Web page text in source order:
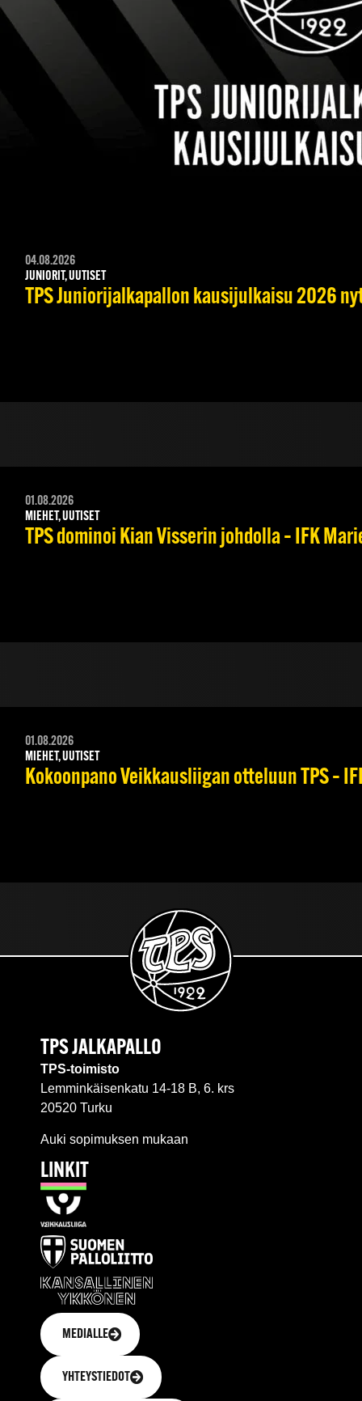
04.08.2026
JUNIORIT, UUTISET
TPS Juniorijalkapallon kausijulkaisu 2026
01.08.2026
MIEHET, UUTISET
TPS dominoi Kian Visserin johdolla – IFK
01.08.2026
MIEHET, UUTISET
Kokoonpano Veikkausliigan otteluun TPS –
TPS JALKAPALLO
TPS-toimisto
Lemminkäisenkatu 14-18 B, 6. krs
20520 Turku
Auki sopimuksen mukaan
LINKIT
MEDIALLE
YHTEYSTIEDOT